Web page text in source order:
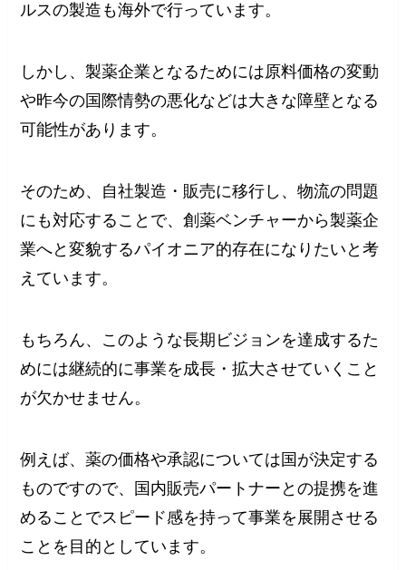
ルスの製造も海外で行っています。
しかし、製薬企業となるためには原料価格の変動
や昨今の国際情勢の悪化などは大きな障壁となる
可能性があります。
そのため、自社製造・販売に移行し、物流の問題
にも対応することで、創薬ベンチャーから製薬企
業へと変貌するパイオニア的存在になりたいと考
えています。
もちろん、このような長期ビジョンを達成するた
めには継続的に事業を成長・拡大させていくこと
が欠かせません。
例えば、薬の価格や承認については国が決定する
ものですので、国内販売パートナーとの提携を進
めることでスピード感を持って事業を展開させる
ことを目的としています。